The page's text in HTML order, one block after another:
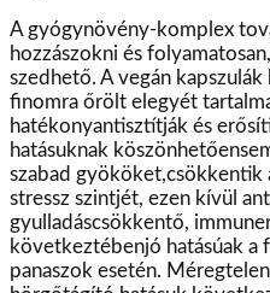
A gyógynövény-komplex
hozzászokni és
szedhető. A vegán
finomra őrölt elegyét
hatékonyantisztítják és
hatásuknak
szabad
stressz szintjét, ezen kívül
gyulladáscsökkentő,
következtébenjó hatásúak a
panaszok esetén.